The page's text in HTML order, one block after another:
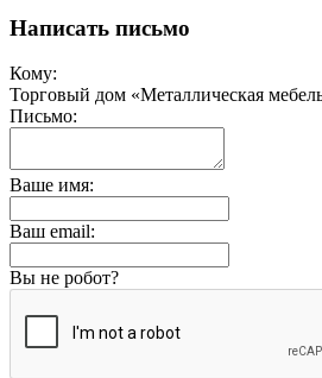
Написать письмо
Кому:
Торговый дом «Металлическая
Письмо:
Ваше имя:
Ваш email:
Вы не робот?